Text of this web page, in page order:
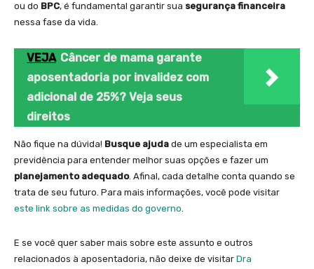
ou do BPC, é fundamental garantir sua segurança financeira
nessa fase da vida.
VEJA Câncer de mama garante
aposentadoria por invalidez com
adicional de 25%? Veja seus
direitos
Não fique na dúvida! Busque ajuda de um especialista em
previdência para entender melhor suas opções e fazer um
planejamento adequado. Afinal, cada detalhe conta quando se
trata de seu futuro. Para mais informações, você pode visitar
este link sobre as medidas do governo.
E se você quer saber mais sobre este assunto e outros
relacionados à aposentadoria, não deixe de visitar Dra